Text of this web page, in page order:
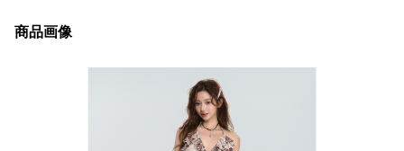
商品画像